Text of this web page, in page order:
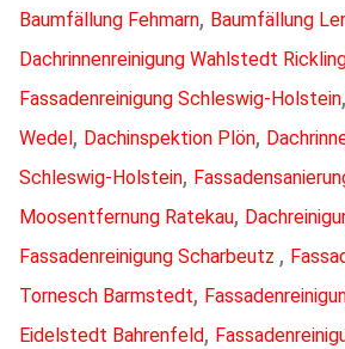
Baumfällung Fehmarn, Baumfällung
Dachrinnenreinigung Wahlstedt
Fassadenreinigung Schleswig-Holstein,
Wedel, Dachinspektion Plön,
Schleswig-Holstein,
Moosentfernung Ratekau,
Fassadenreinigung Scharbeutz ,
Tornesch Barmstedt,
Eidelstedt Bahrenfeld,